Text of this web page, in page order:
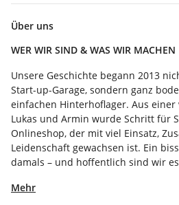
Über uns
WER WIR SIND & WAS WIR MACHEN
Unsere Geschichte begann 2013
Start-up-Garage, sondern ganz
einfachen Hinterhoflager. Aus einer
Lukas und Armin wurde Schritt für
Onlineshop, der mit viel Einsatz,
Leidenschaft gewachsen ist. Ein
damals – und hoffentlich sind wir
Mehr